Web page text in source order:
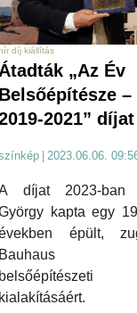
díj kiállítás
Átadták „Az Év
Belsőépítésze –
2021” díjat
| 2023.06.06.
díjat 2023-ban
kapta egy
épült,
Bauhaus
belsőépítészeti
kialakításáért.